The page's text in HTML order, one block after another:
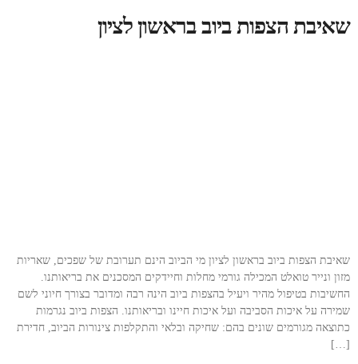
שאיבת הצפות ביוב בראשון לציון
שאיבת הצפות ביוב בראשון לציון מי הביוב הינם תערובת של שפכים, שאריות
מזון ונייר טואלט המכילה גורמי מחלות וחיידקים המסכנים את בריאותנו.
החשיבות בטיפול מהיר ויעיל בהצפות ביוב הינה רבה ומדובר בצורך חיוני לשם
שמירה על איכות הסביבה ועל איכות חיינו ובריאותנו. הצפות ביוב נגרמות
כתוצאה מגורמים שונים בהם: שחיקה ובלאי והתקלפות צינורות הביוב, חדירת
[…]